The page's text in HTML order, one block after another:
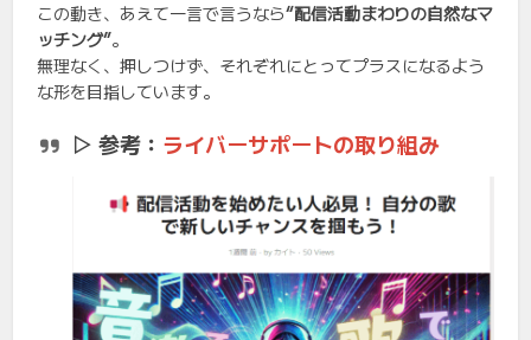
この動き、あえて一言で言うなら“配信活動まわりの自然なマ
ッチング”。
無理なく、押しつけず、それぞれにとってプラスになるよう
な形を目指しています。
▷ 参考： ライバーサポートの取り組み